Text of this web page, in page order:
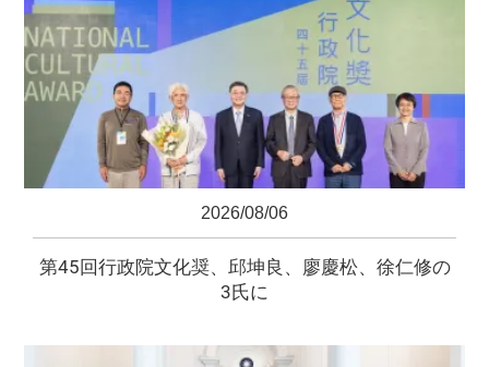
2026/08/06
第45回行政院文化奨、邱坤良、廖慶松、徐仁修の
3氏に